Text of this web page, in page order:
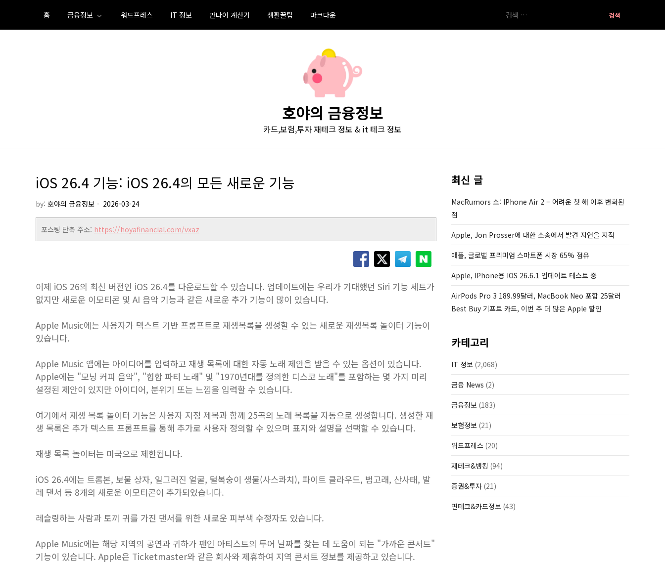
content
홈 금융정보 워드프레스 IT 정보 만나이 계산기 생활꿀팁 마크다운
색:
호야의 금융정보
카드,보험,투자 재테크 정보 & it 테크 정보
iOS 26.4 기능: iOS 26.4의 모든 새로운 기능
by: 호야의 금융정보
포스팅 단축 주소: https://hoyafinancial.com/vxaz
이제 iOS 26의 최신 버전인 iOS 26.4를 다운로드할 수 있습니다. 업데이트에는 우리가 기대했던 Siri 기능 세트가
없지만 새로운 이모티콘 및 AI 음악 기능과 같은 새로운 추가 기능이 많이 있습니다.
Apple Music에는 사용자가 텍스트 기반 프롬프트로 재생목록을 생성할 수 있는 새로운 재생목록 놀이터 기능이
있습니다.
Apple Music‌ 앱에는 아이디어를 입력하고 재생 목록에 대한 자동 노래 제안을 받을 수 있는 옵션이 있습니다.
Apple에는 "모닝 커피 음악", "힙합 파티 노래" 및 "1970년대를 정의한 디스코 노래"를 포함하는 몇 가지 미리
설정된 제안이 있지만 아이디어, 분위기 또는 느낌을 입력할 수 있습니다.
여기에서 재생 목록 놀이터 기능은 사용자 지정 제목과 함께 25곡의 노래 목록을 자동으로 생성합니다. 생성한 재
생 목록은 추가 텍스트 프롬프트를 통해 추가로 사용자 정의할 수 있으며 표지와 설명을 선택할 수 있습니다.
재생 목록 놀이터는 미국으로 제한됩니다.
iOS 26.4에는 트롬본, 보물 상자, 일그러진 얼굴, 털복숭이 생물(사스콰치), 파이트 클라우드, 범고래, 산사태, 발
레 댄서 등 8개의 새로운 이모티콘이 추가되었습니다.
레슬링하는 사람과 토끼 귀를 가진 댄서를 위한 새로운 피부색 수정자도 있습니다.
‌Apple Music‌에는 해당 지역의 공연과 귀하가 팬인 아티스트의 투어 날짜를 찾는 데 도움이 되는 "가까운 콘서트"
기능이 있습니다. Apple은 Ticketmaster와 같은 회사와 제휴하여 지역 콘서트 정보를 제공하고 있습니다.
최신 글
MacRumors 쇼: IPhone Air 2 – 어려운 첫 해 이후 변화된
점
Apple, Jon Prosser에 대한 소송에서 발견 지연을 지적
애플, 글로벌 프리미엄 스마트폰 시장 65% 점유
Apple, IPhone용 IOS 26.6.1 업데이트 테스트 중
AirPods Pro 3 189.99달러, MacBook Neo 포함 25달러
Best Buy 기프트 카드, 이번 주 더 많은 Apple 할인
카테고리
IT 정보 (2,068)
금융 News (2)
금융정보 (183)
보험정보 (21)
워드프레스 (20)
재테크&뱅킹 (94)
증권&투자 (21)
핀테크&카드정보 (43)